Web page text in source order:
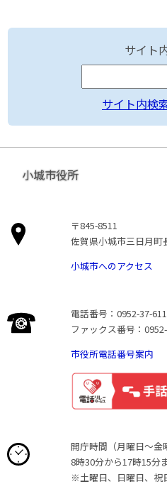
サイト
サイト内検
小城市役所
〒845-8511
佐賀県小城市三日月町
小城市へのアクセス
電話番号：0952-37-
ファックス番号：
市役所電話番号案内
開庁時間（月曜日〜金
8時30分から17時15分
※土曜日、日曜日、祝